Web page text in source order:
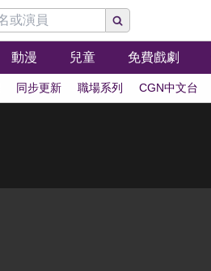
動漫 兒童 免費戲劇
同步更新 職場系列 CGN中文台